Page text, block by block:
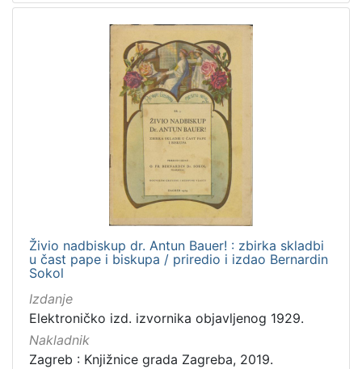
Živio nadbiskup dr. Antun Bauer! : zbirka skladbi
u čast pape i biskupa / priredio i izdao Bernardin
Sokol
Izdanje
Elektroničko izd. izvornika objavljenog 1929.
Nakladnik
Zagreb : Knjižnice grada Zagreba, 2019.